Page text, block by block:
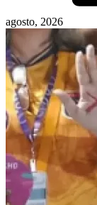
agosto, 2026